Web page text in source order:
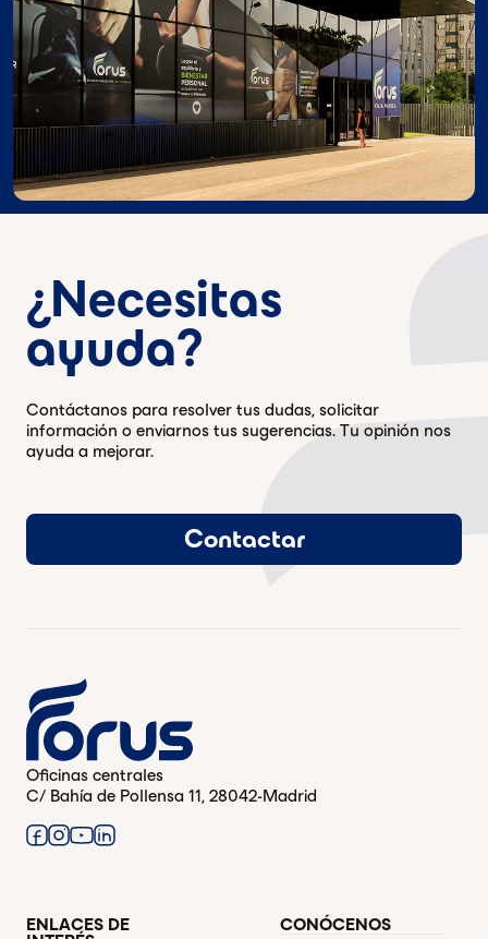
¿Necesitas
ayuda?
Contáctanos para resolver tus dudas, solicitar
información o enviarnos tus sugerencias. Tu opinión nos
ayuda a mejorar.
Contactar
Oficinas centrales
C/ Bahía de Pollensa 11, 28042-Madrid
ENLACES DE
CONÓCENOS